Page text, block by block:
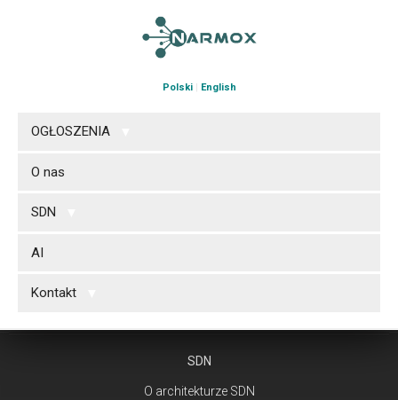
Polski| English
OGŁOSZENIA
O nas
SDN
AI
Kontakt
SDN
O architekturze SDN